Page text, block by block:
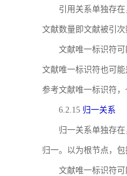
引用关系单独存
文献数量即文献被引
文献唯一标识符
文献唯一标识符也可
参考文献唯一标识符
6.2.15 归一关系
归一关系单独存
归一。以为根节点，
文献唯一标识符